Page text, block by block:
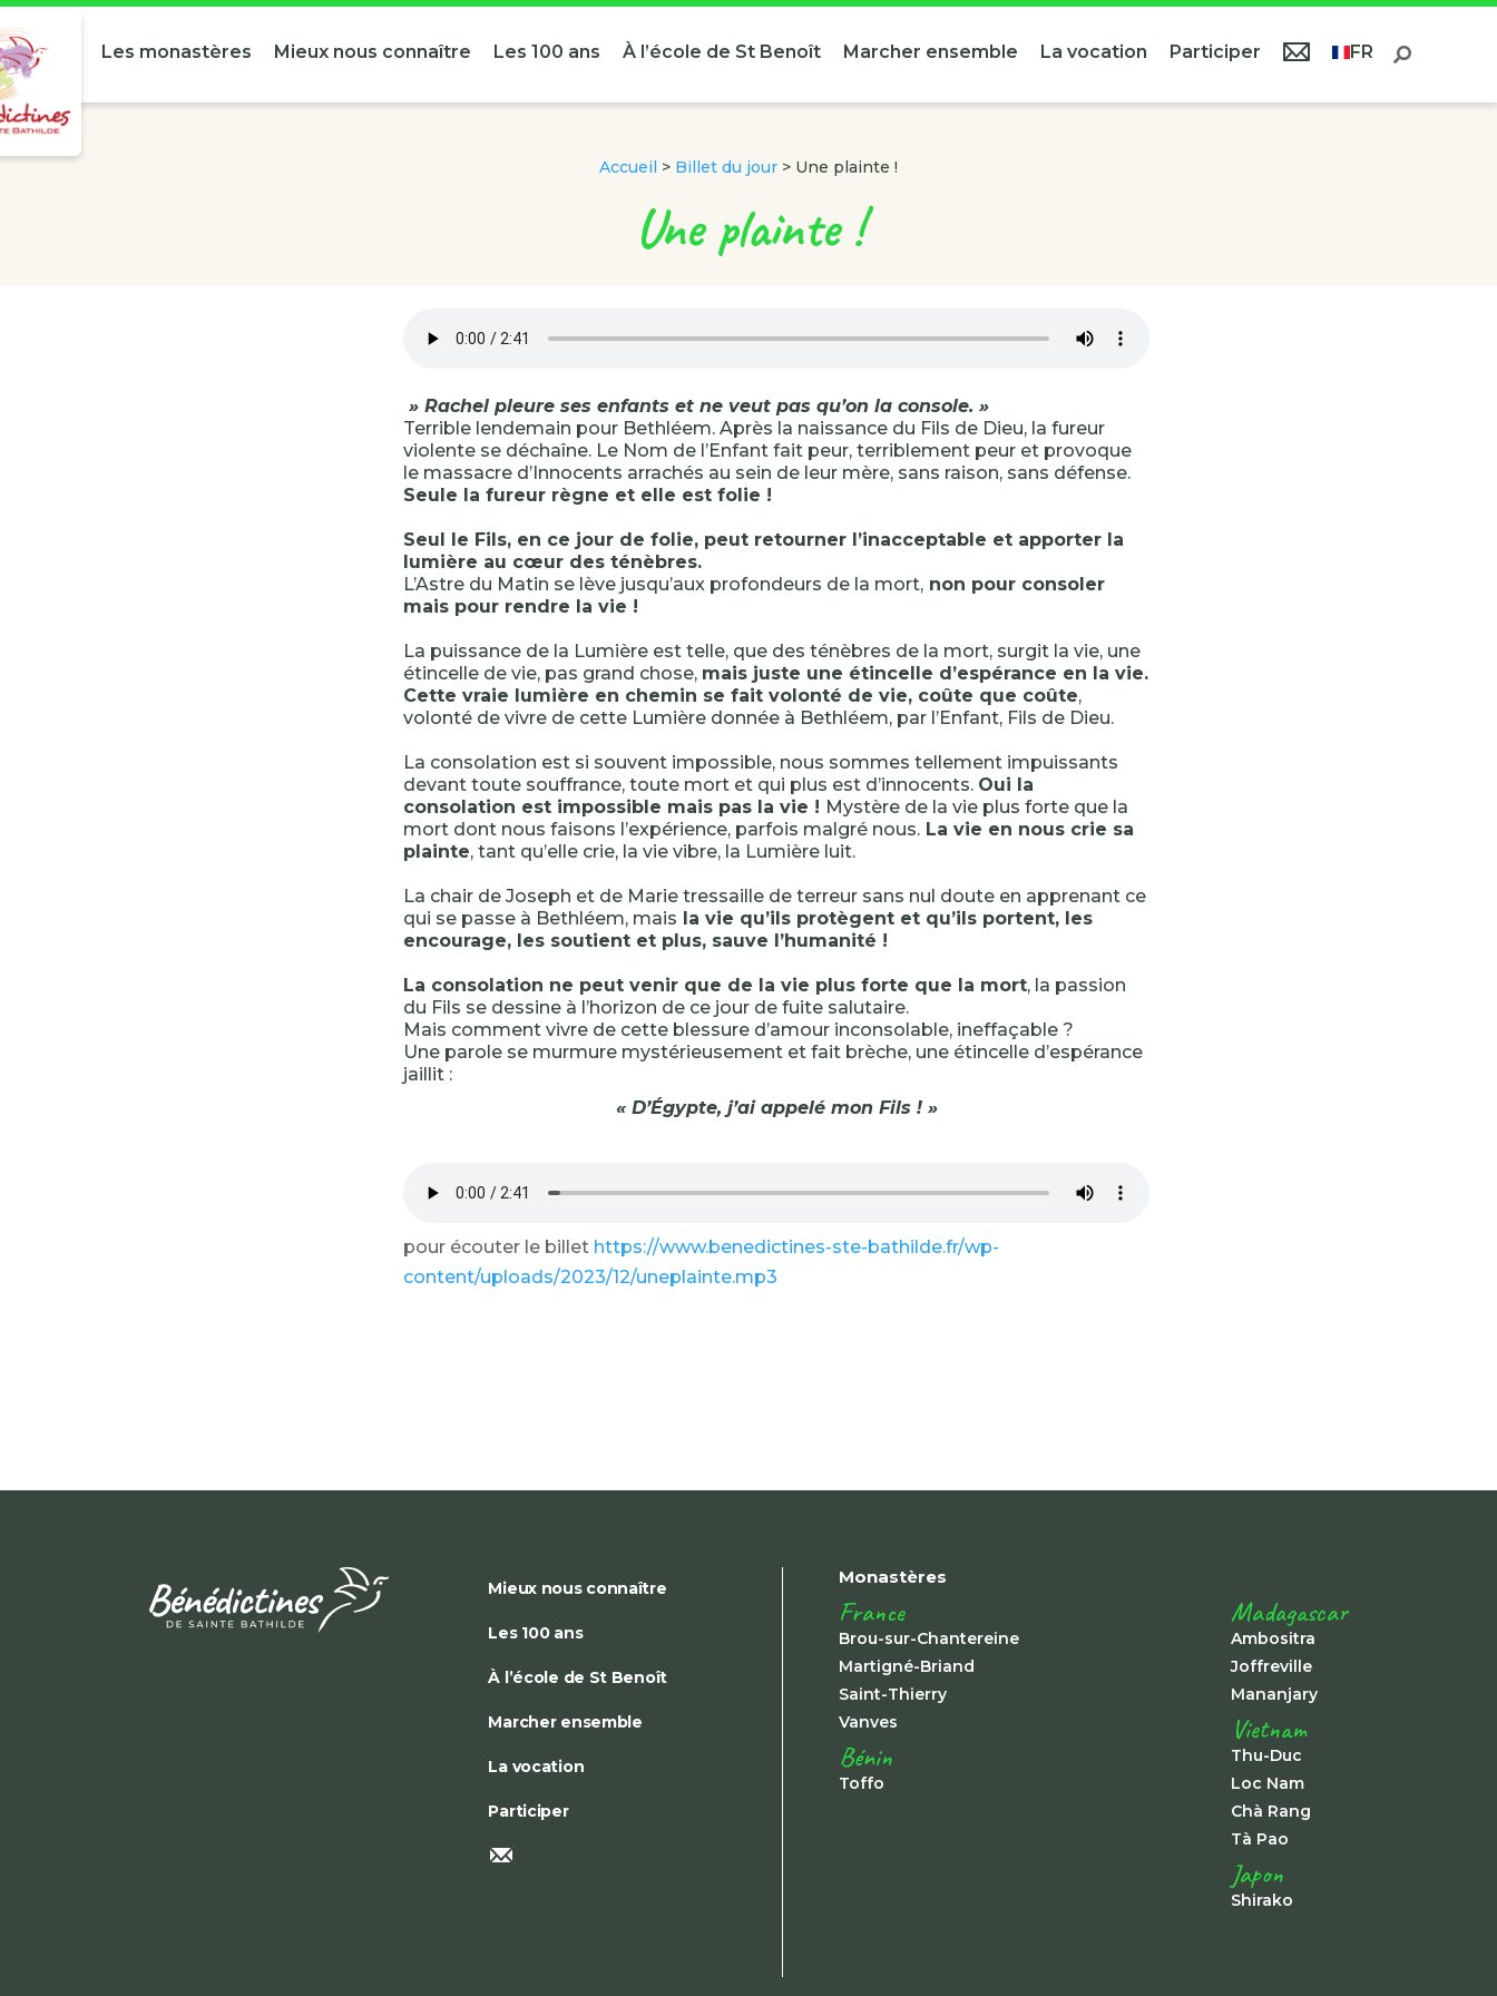
Les monastères Mieux nous connaître Les 100 ans À l’école de St Benoît Marcher ensemble La vocation Participer FR
Accueil > Billet du jour > Une plainte !
Une plainte !
» Rachel pleure ses enfants et ne veut pas qu’on la console. »
Terrible lendemain pour Bethléem. Après la naissance du Fils de Dieu, la fureur
violente se déchaîne. Le Nom de l’Enfant fait peur, terriblement peur et provoque
le massacre d’Innocents arrachés au sein de leur mère, sans raison, sans défense.
Seule la fureur règne et elle est folie !
Seul le Fils, en ce jour de folie, peut retourner l’inacceptable et apporter la
lumière au cœur des ténèbres.
L’Astre du Matin se lève jusqu’aux profondeurs de la mort, non pour consoler
mais pour rendre la vie !
La puissance de la Lumière est telle, que des ténèbres de la mort, surgit la vie, une
étincelle de vie, pas grand chose, mais juste une étincelle d’espérance en la vie.
Cette vraie lumière en chemin se fait volonté de vie, coûte que coûte,
volonté de vivre de cette Lumière donnée à Bethléem, par l’Enfant, Fils de Dieu.
La consolation est si souvent impossible, nous sommes tellement impuissants
devant toute souffrance, toute mort et qui plus est d’innocents. Oui la
consolation est impossible mais pas la vie ! Mystère de la vie plus forte que la
mort dont nous faisons l’expérience, parfois malgré nous. La vie en nous crie sa
plainte, tant qu’elle crie, la vie vibre, la Lumière luit.
La chair de Joseph et de Marie tressaille de terreur sans nul doute en apprenant ce
qui se passe à Bethléem, mais la vie qu’ils protègent et qu’ils portent, les
encourage, les soutient et plus, sauve l’humanité !
La consolation ne peut venir que de la vie plus forte que la mort, la passion
du Fils se dessine à l’horizon de ce jour de fuite salutaire.
Mais comment vivre de cette blessure d’amour inconsolable, ineffaçable ?
Une parole se murmure mystérieusement et fait brèche, une étincelle d’espérance
jaillit :
« D’Égypte, j’ai appelé mon Fils ! »
pour écouter le billet https://www.benedictines-ste-bathilde.fr/wp-
content/uploads/2023/12/uneplainte.mp3
Mieux nous connaître
Les 100 ans
À l’école de St Benoît
Marcher ensemble
La vocation
Participer
Monastères
France
Brou-sur-Chantereine
Martigné-Briand
Saint-Thierry
Vanves
Bénin
Toffo
Madagascar
Ambositra
Joffreville
Mananjary
Vietnam
Thu-Duc
Loc Nam
Chà Rang
Tà Pao
Japon
Shirako